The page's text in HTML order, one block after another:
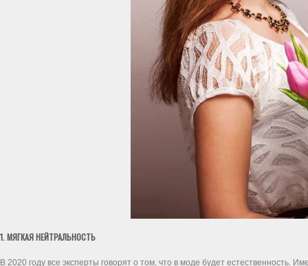
1. МЯГКАЯ НЕЙТРАЛЬНОСТЬ
В 2020 году все эксперты говорят о том, что в моде будет естественность.